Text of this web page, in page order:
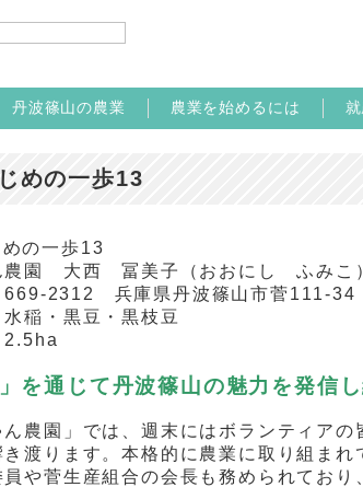
丹波篠山の農業 農業を始めるには
めの一歩13
農園 大西 冨美子（おおにし ふみこ
669-2312 兵庫県丹波篠山市菅111-34
稲・黒豆・黒枝豆
2.5ha
を通じて丹波篠山の魅力を発信
ん農園」では、週末にはボランティア
渡ります。本格的に農業に取り組ま
や菅生産組合の会長も務められてお